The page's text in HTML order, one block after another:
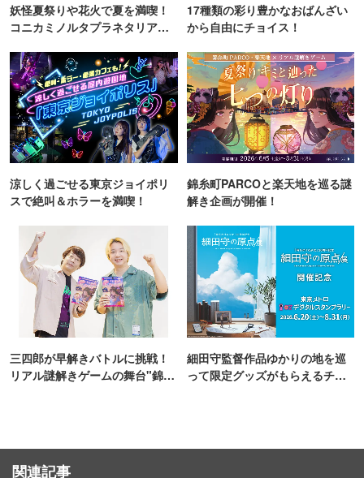
妖怪夏祭りや花火で夏を満喫！
コニカミノルタプラネタリア
17種類の彩り豊かなおばんざい
から自由にチョイス！
涼しく過ごせる東京ジョイポリ
スで絶叫＆ホラーを満喫！
錦糸町PARCOと楽天地を巡る謎
解き企画が開催！
三四郎が早解きバトルに挑戦！
リアル謎解きゲームの舞台"錦糸
細田守監督作品ゆかりの地を巡
って限定グッズがもらえるチャ
関連記事